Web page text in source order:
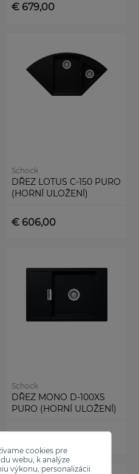
cookies pre
webu, k analýze
výkonu, personalizácii
€ 679,00
Schock
DŘEZ LOTUS C-150 PURO
(HORNÍ ULOŽENÍ)
€ 606,00
Schock
DŘEZ MONO D-100XS
PURO (HORNÍ ULOŽENÍ)